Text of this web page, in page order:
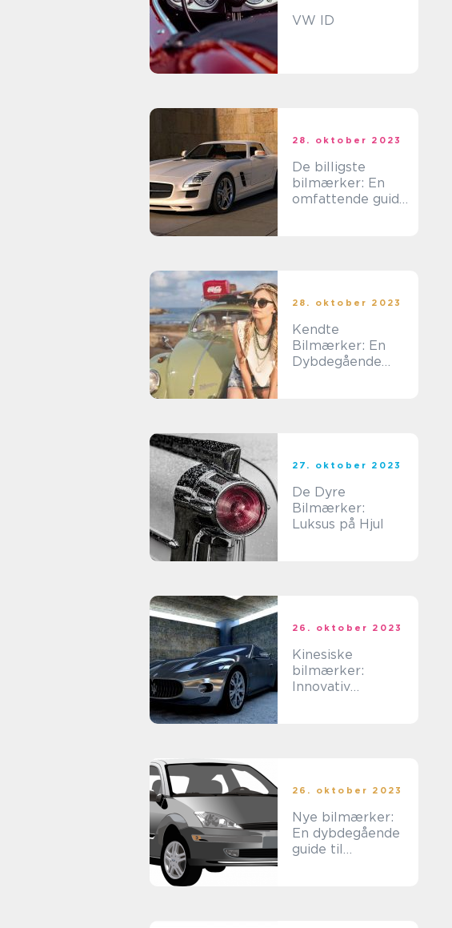
VW ID
28. oktober 2023
De billigste
bilmærker: En
omfattende guide
28. oktober 2023
Kendte
Bilmærker: En
Dybdegående
27. oktober 2023
De Dyre
Bilmærker:
Luksus på Hjul
26. oktober 2023
Kinesiske
bilmærker:
Innovativ
26. oktober 2023
Nye bilmærker:
En dybdegående
guide til